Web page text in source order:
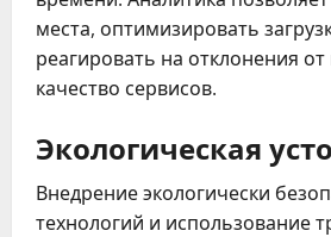
места, оптимизировать
реагировать на отклонения
качество сервисов.
Экологическая
Внедрение экологически
технологий и использование